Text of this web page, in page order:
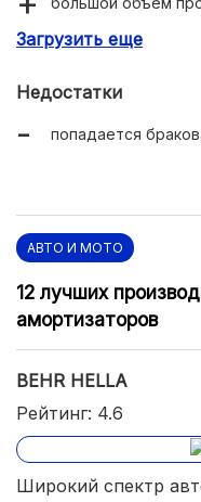
многообразие
Загрузить еще
Недостатки
попадается
АВТО И МОТО
12 лучших
амортизаторов
BEHR HELLA
Рейтинг: 4.6
Широкий спектр